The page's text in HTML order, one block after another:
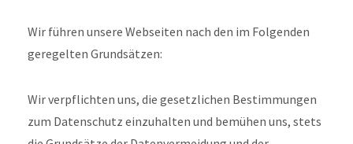
Wir führen unsere Webseiten nach den im Folgenden
geregelten Grundsätzen:
Wir verpflichten uns, die gesetzlichen Bestimmungen
zum Datenschutz einzuhalten und bemühen uns, stets